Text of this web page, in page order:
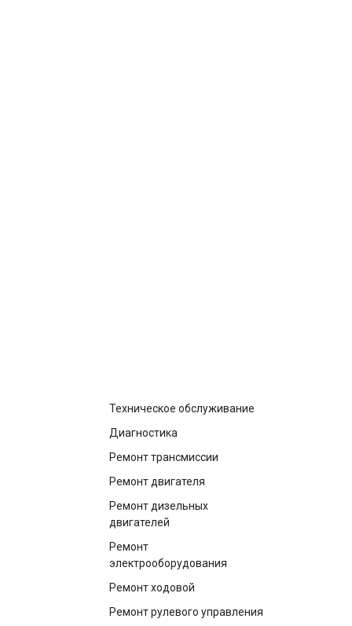
Техническое обслуживание
Диагностика
Ремонт трансмиссии
Ремонт двигателя
Ремонт дизельных
двигателей
Ремонт
электрооборудования
Ремонт ходовой
Ремонт рулевого управления